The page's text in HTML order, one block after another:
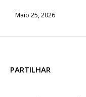
Maio 25, 2026
PARTILHAR